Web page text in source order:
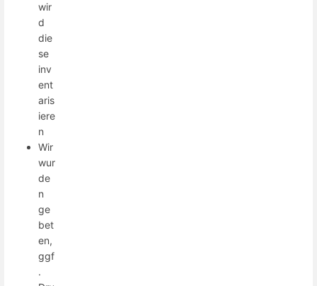
wir
d
die
se
inv
ent
aris
iere
n
Wir
wur
de
n
ge
bet
en,
ggf
.